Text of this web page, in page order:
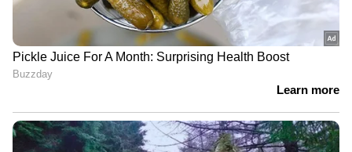
Rajyasabha